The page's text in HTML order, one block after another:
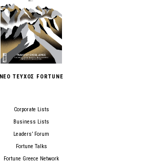
ΝΕΟ ΤΕΥΧΟΣ FORTUNE
Corporate Lists
Business Lists
Leaders’ Forum
Fortune Talks
Fortune Greece Network